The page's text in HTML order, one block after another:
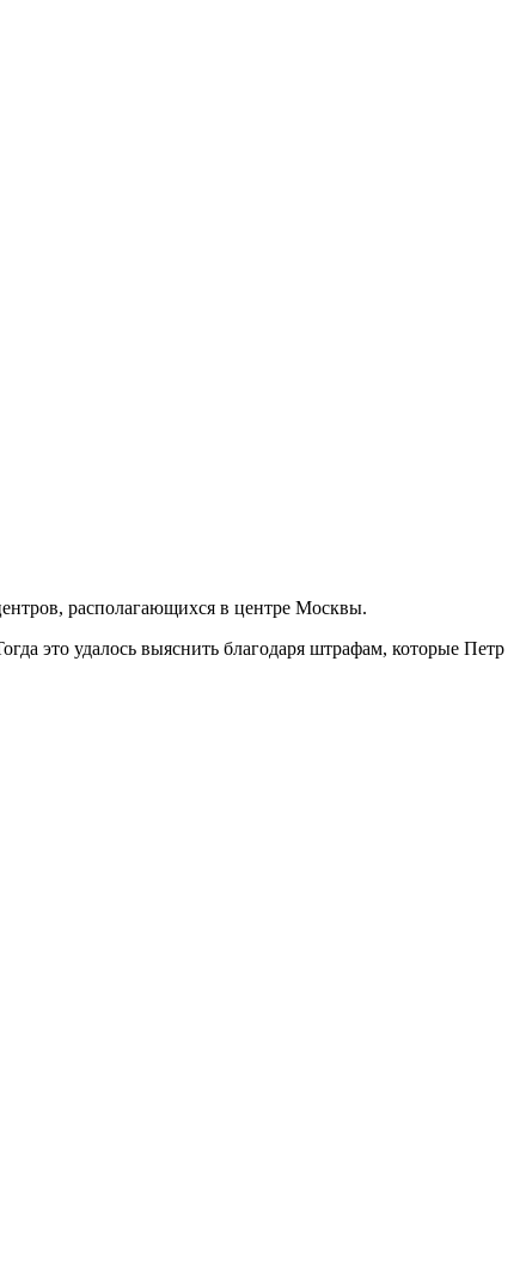
располагающихся в центре Москвы.
это удалось выяснить благодаря штрафам, которые Петр